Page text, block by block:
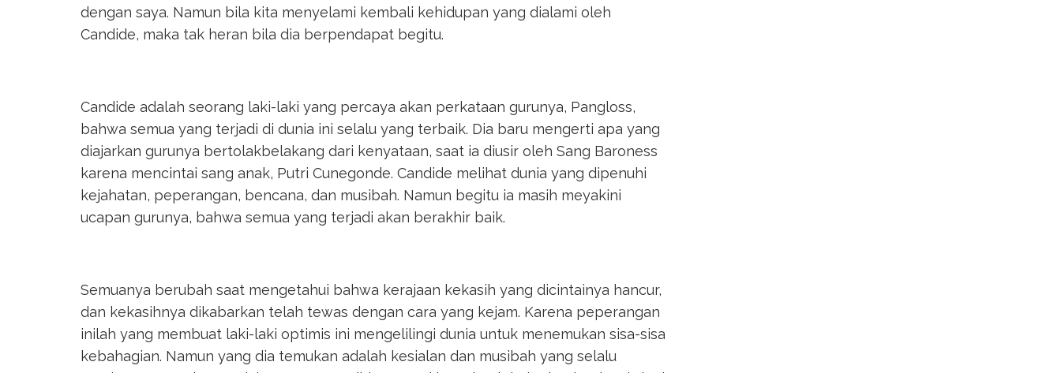
dengan saya. Namun bila kita menyelami kembali kehidupan yang dialami oleh
Candide, maka tak heran bila dia berpendapat begitu.
Candide adalah seorang laki-laki yang percaya akan perkataan gurunya, Pangloss,
bahwa semua yang terjadi di dunia ini selalu yang terbaik. Dia baru mengerti apa yang
diajarkan gurunya bertolakbelakang dari kenyataan, saat ia diusir oleh Sang Baroness
karena mencintai sang anak, Putri Cunegonde. Candide melihat dunia yang dipenuhi
kejahatan, peperangan, bencana, dan musibah. Namun begitu ia masih meyakini
ucapan gurunya, bahwa semua yang terjadi akan berakhir baik.
Semuanya berubah saat mengetahui bahwa kerajaan kekasih yang dicintainya hancur,
dan kekasihnya dikabarkan telah tewas dengan cara yang kejam. Karena peperangan
inilah yang membuat laki-laki optimis ini mengelilingi dunia untuk menemukan sisa-sisa
kebahagian. Namun yang dia temukan adalah kesialan dan musibah yang selalu